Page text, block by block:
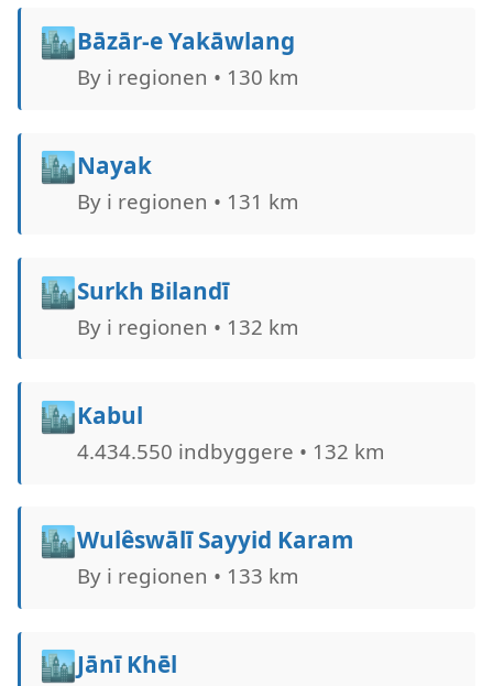
🏙️Bāzār-e Yakāwlang
By i regionen • 130 km
🏙️Nayak
By i regionen • 131 km
🏙️Surkh Bilandī
By i regionen • 132 km
🏙️Kabul
4.434.550 indbyggere • 132 km
🏙️Wulêswālī Sayyid Karam
By i regionen • 133 km
🏙️Jānī Khēl